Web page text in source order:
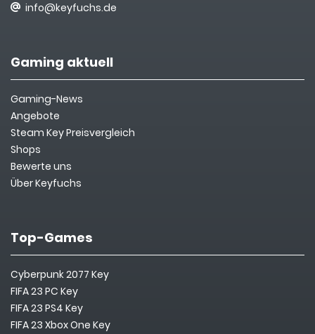
info@keyfuchs.de
Gaming aktuell
Gaming-News
Angebote
Steam Key Preisvergleich
Shops
Bewerte uns
Über Keyfuchs
Top-Games
Cyberpunk 2077 Key
FIFA 23 PC Key
FIFA 23 PS4 Key
FIFA 23 Xbox One Key